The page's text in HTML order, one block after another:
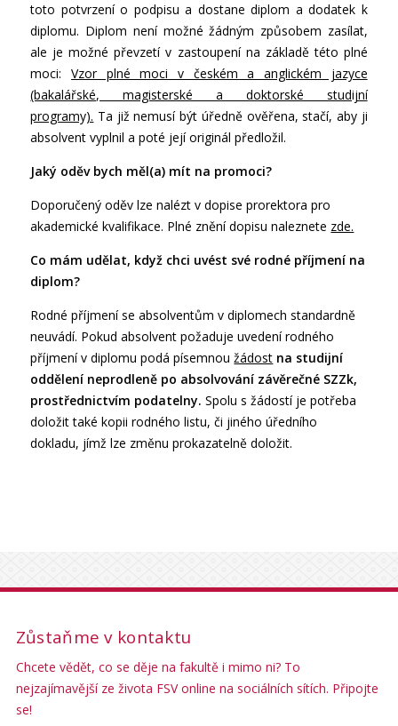
toto potvrzení o podpisu a dostane diplom a dodatek k
diplomu. Diplom není možné žádným způsobem zasílat,
ale je možné převzetí v zastoupení na základě této plné
moci:Vzor plné moci v českém a anglickém jazyce
(bakalářské, magisterské a doktorské studijní
programy). Ta již nemusí být úředně ověřena, stačí, aby ji
absolvent vyplnil a poté její originál předložil.
Jaký oděv bych měl(a) mít na promoci?
Doporučený oděv lze nalézt v dopise prorektora pro
akademické kvalifikace. Plné znění dopisu naleznete zde.
Co mám udělat, když chci uvést své rodné příjmení na
diplom?
Rodné příjmení se absolventům v diplomech standardně
neuvádí. Pokud absolvent požaduje uvedení rodného
příjmení v diplomu podá písemnoužádost na studijní
oddělení neprodleně po absolvování závěrečné SZZk,
prostřednictvím podatelny. Spolu s žádostí je potřeba
doložit také kopii rodného listu, či jiného úředního
dokladu, jímž lze změnu prokazatelně doložit.
Zůstaňme v kontaktu
Chcete vědět, co se děje na fakultě i mimo ni? To
nejzajímavější ze života FSV online na sociálních sítích. Připojte
se!